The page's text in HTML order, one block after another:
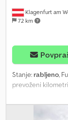
Klagenfurt am
72 km
Stanje: rabljeno,
prevoženi
konfiguracija osi: